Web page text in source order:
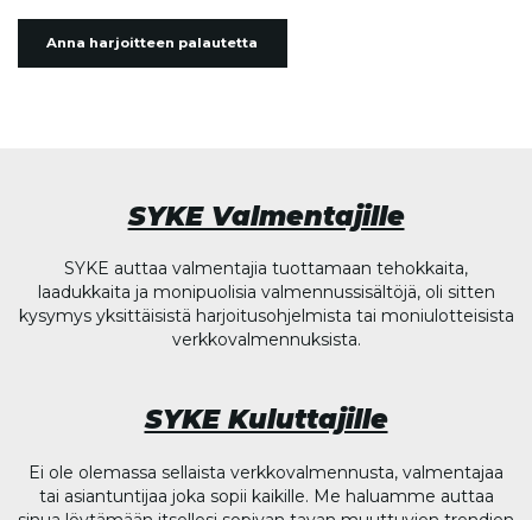
Anna harjoitteen palautetta
SYKE Valmentajille
SYKE auttaa valmentajia tuottamaan tehokkaita,
laadukkaita ja monipuolisia valmennussisältöjä, oli sitten
kysymys yksittäisistä harjoitusohjelmista tai moniulotteisista
verkkovalmennuksista.
SYKE Kuluttajille
Ei ole olemassa sellaista verkkovalmennusta, valmentajaa
tai asiantuntijaa joka sopii kaikille. Me haluamme auttaa